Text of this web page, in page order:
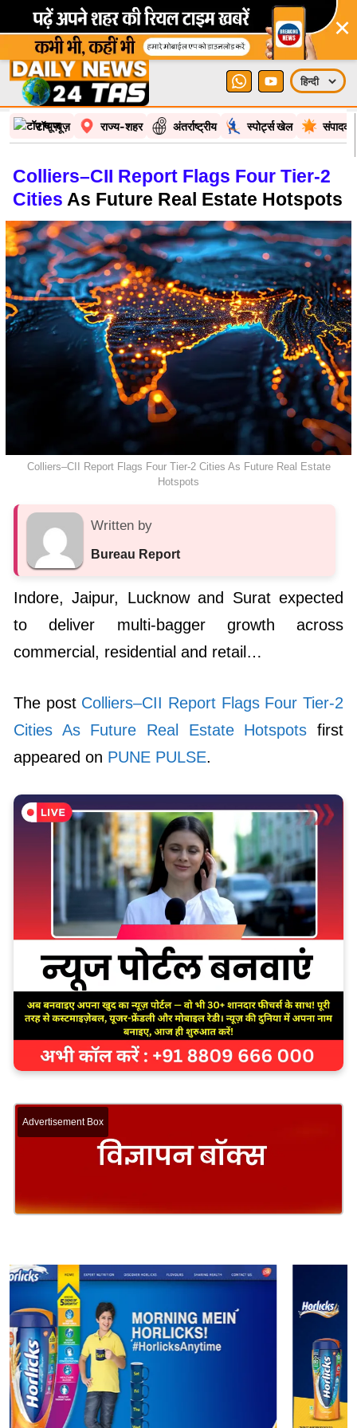
×
टॉप न्यूज़ राज्य-शहर अंतर्राष्ट्रीय स्पोर्ट्स खेल
Colliers–CII Report Flags Four Tier-2
Cities As Future Real Estate Hotspots
Colliers–CII Report Flags Four Tier-2 Cities As Future Real Estate
Hotspots
Written by
Bureau Report
Indore, Jaipur, Lucknow and Surat expected
to deliver multi-bagger growth across
commercial, residential and retail…
The post Colliers–CII Report Flags Four Tier-2
Cities As Future Real Estate Hotspots first
appeared on PUNE PULSE.
Advertisement Box